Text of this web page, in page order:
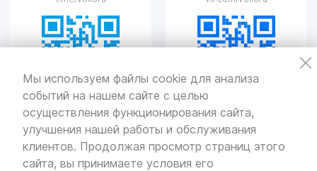
Мы используем файлы cookie для анализа
событий на нашем сайте с целью
осуществления функционирования сайта,
улучшения нашей работы и обслуживания
клиентов. Продолжая просмотр страниц этого
сайта, вы принимаете условия его
VOLLO Тверь
г. Тверь, проспект Николая Корыткова, 17А
Пн-Пт с 9:00 до 19:00 Сб-Вс с 10:00 до 19:00
Политикаконфиденциальности
Разработкаи продвижение — «SeoOlimp»